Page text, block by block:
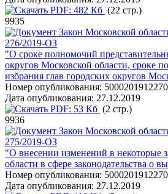
PDF: 482 Кб (22 стр.)
9935
Закон Московской
276/2019-ОЗ
"О сроке полномочий
округов Московской области, сроке
избрания глав городских округов
Номер опубликования:
Дата опубликования: 27.12.2019
PDF: 53 Кб (2 стр.)
9936
Закон Московской
275/2019-ОЗ
"О внесении изменений в некоторые
области в сфере законодательства о
Номер опубликования:
Дата опубликования: 27.12.2019